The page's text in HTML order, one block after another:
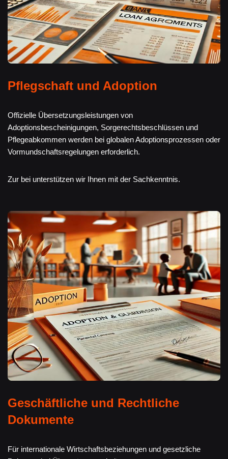
Pflegschaft und Adoption
Offizielle Übersetzungsleistungen von
Adoptionsbescheinigungen, Sorgerechtsbeschlüssen und
Pflegeabkommen werden bei globalen Adoptionsprozessen oder
Vormundschaftsregelungen erforderlich.
Zur bei unterstützen wir Ihnen mit der Sachkenntnis.
Geschäftliche und Rechtliche
Dokumente
Für internationale Wirtschaftsbeziehungen und gesetzliche